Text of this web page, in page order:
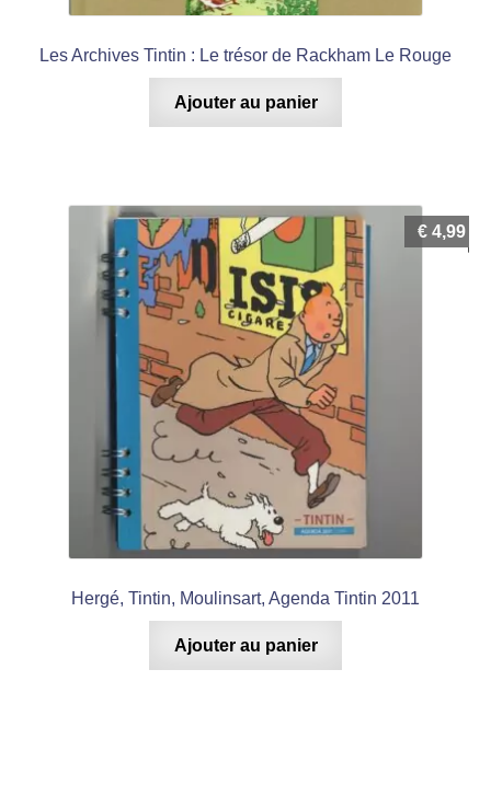
Les Archives Tintin : Le trésor de Rackham Le Rouge
Ajouter au panier
Hergé, Tintin, Moulinsart, Agenda Tintin 2011
€ 4,99
Ajouter au panier